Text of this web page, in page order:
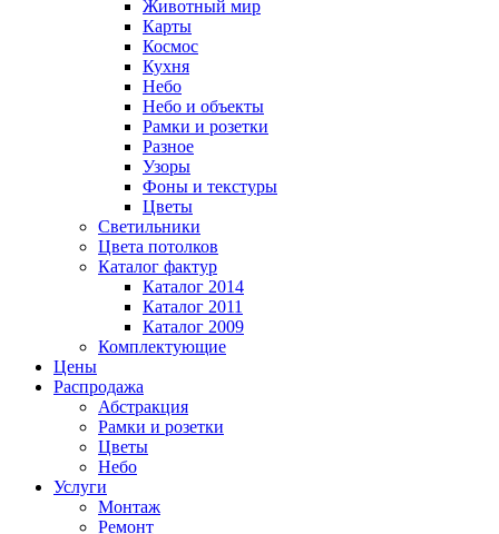
Животный мир
Карты
Космос
Кухня
Небо
Небо и объекты
Рамки и розетки
Разное
Узоры
Фоны и текстуры
Цветы
Светильники
Цвета потолков
Каталог фактур
Каталог 2014
Каталог 2011
Каталог 2009
Комплектующие
Цены
Распродажа
Абстракция
Рамки и розетки
Цветы
Небо
Услуги
Монтаж
Ремонт